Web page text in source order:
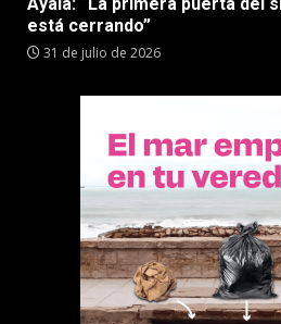
Ayala: “La primera puerta del
está cerrando”
31 de julio de 2026